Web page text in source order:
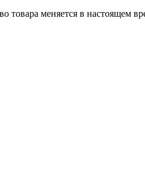
товара меняется в настоящем